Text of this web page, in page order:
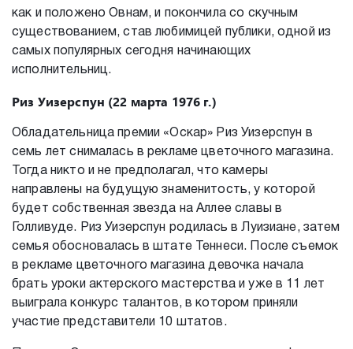
как и положено Овнам, и покончила со скучным
существованием, став любимицей публики, одной из
самых популярных сегодня начинающих
исполнительниц.
Риз Уизерспун (22 марта 1976 г.)
Обладательница премии «Оскар» Риз Уизерспун в
семь лет снималась в рекламе цветочного магазина.
Тогда никто и не предполагал, что камеры
направлены на будущую знаменитость, у которой
будет собственная звезда на Аллее славы в
Голливуде. Риз Уизерспун родилась в Луизиане, затем
семья обосновалась в штате Теннеси. После съемок
в рекламе цветочного магазина девочка начала
брать уроки актерского мастерства и уже в 11 лет
выиграла конкурс талантов, в котором приняли
участие представители 10 штатов.